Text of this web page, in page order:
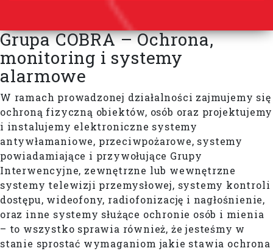
Grupa COBRA – Ochrona,
monitoring i systemy
alarmowe
W ramach prowadzonej działalności zajmujemy się
ochroną fizyczną obiektów, osób oraz projektujemy
i instalujemy elektroniczne systemy
antywłamaniowe, przeciwpożarowe, systemy
powiadamiające i przywołujące Grupy
Interwencyjne, zewnętrzne lub wewnętrzne
systemy telewizji przemysłowej, systemy kontroli
dostępu, wideofony, radiofonizację i nagłośnienie,
oraz inne systemy służące ochronie osób i mienia
– to wszystko sprawia również, że jesteśmy w
stanie sprostać wymaganiom jakie stawia ochrona